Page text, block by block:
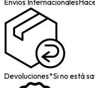
Devoluciones*Si no está